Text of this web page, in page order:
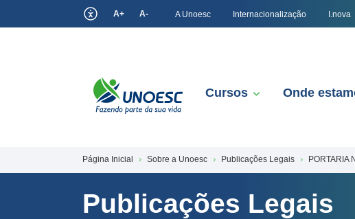
A+ A- A Unoesc Internacionalização I.nova
Cursos Onde
Página Inicial Sobre a Unoesc Publicações Legais PORTARIA
Publicações Legais